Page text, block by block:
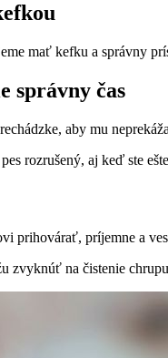
mať kefku a správny
správny čas
aby mu
rozrušený, aj keď ste
prihovárať, príjemne a
zvyknúť na čistenie